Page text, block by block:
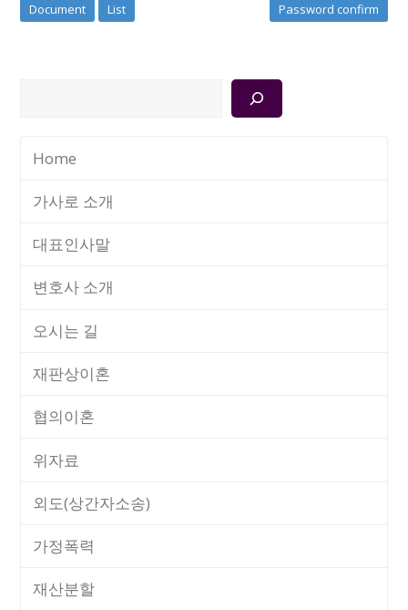
Document List Password confirm
Home
가사로 소개
대표인사말
변호사 소개
오시는 길
재판상이혼
협의이혼
위자료
외도(상간자소송)
가정폭력
재산분할